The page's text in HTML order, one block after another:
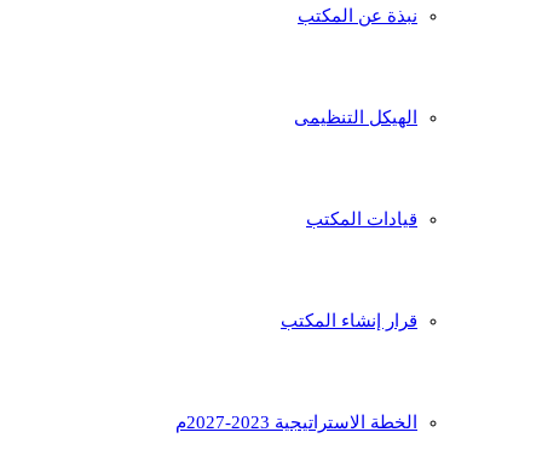
نبذة عن المكتب
الهيكل التنظيمى
قيادات المكتب
قرار إنشاء المكتب
الخطة الاستراتيجية 2023-2027م